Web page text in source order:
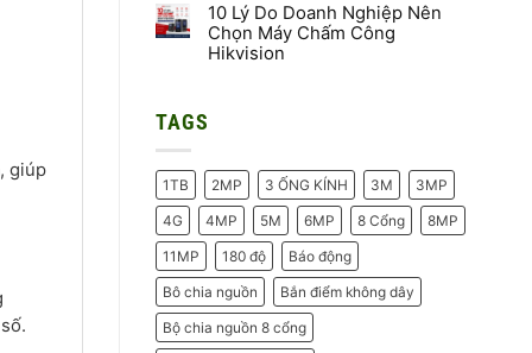
Xử
Lý
Hình
Ảnh
Camera
Lỗi
Khi
Chọn
Ổ
bình
luận
ở
Chuyến
–
2026
10 Lý Do Doanh Nghiệp Nên
Chọn Máy Chấm Công
Hikvision
ở
Do
Doanh
Nghiệp
Nên
Chọn
Máy
Chấm
Công
Hikvision
TAGS
1TB 2MP 3 ỐNG KÍNH 3M
3MP
4G
4MP 5M 6MP 8 Cổng
8MP
11MP
180 độ
Báo động
Bô chia nguồn
Bắn điểm không dây
Bộ chia nguồn 8 cổng
giúp